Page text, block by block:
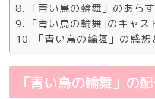
「青い鳥の輪舞」のあら
「青い鳥の輪舞｣のキャス
「青い鳥の輪舞」の感
「青い鳥の輪舞」の